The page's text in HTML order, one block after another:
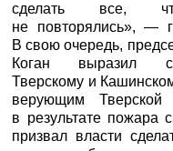
сделать все,
не повторялись», —
В свою очередь,
Коган выразил
Тверскому и
верующим
в результате пожара
призвал власти